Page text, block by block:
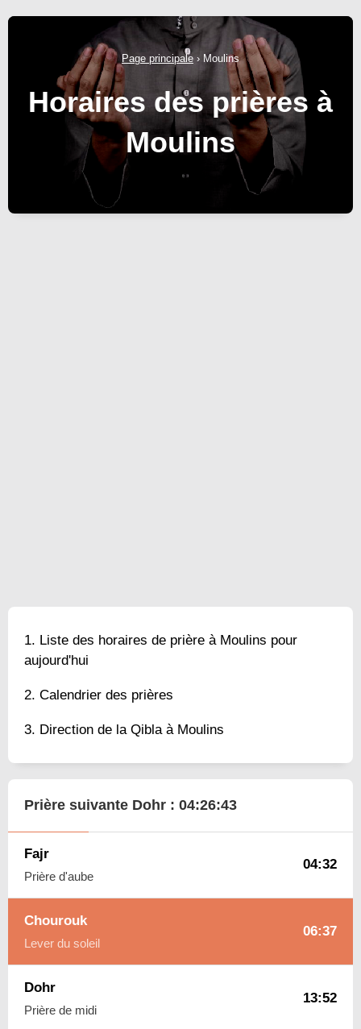
Page principale › Moulins
Horaires des prières à
Moulins
Liste des horaires de prière à Moulins pour
aujourd'hui
Calendrier des prières
Direction de la Qibla à Moulins
Prière suivante Dohr : 04:26:42
Fajr
Prière d'aube
04:32
Chourouk
Lever du soleil
06:37
Dohr
Prière de midi
13:52